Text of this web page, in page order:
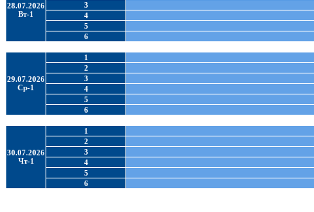
28.07.2026
Вт-1
3
4
5
6
29.07.2026
Ср-1
1
2
3
4
5
6
30.07.2026
Чт-1
1
2
3
4
5
6